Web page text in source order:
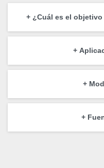
+ ¿Cuál es el
+
+
+